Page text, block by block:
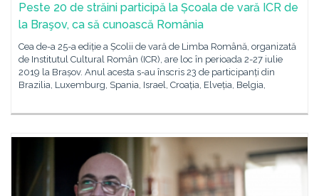
Peste 20 de străini participă la Școala de vară ICR de
la Braşov, ca să cunoască România
Cea de-a 25-a ediție a Școlii de vară de Limba Română, organizată
de Institutul Cultural Român (ICR), are loc în perioada 2-27 iulie
2019 la Brașov. Anul acesta s-au înscris 23 de participanți din
Brazilia, Luxemburg, Spania, Israel, Croația, Elveția, Belgia,